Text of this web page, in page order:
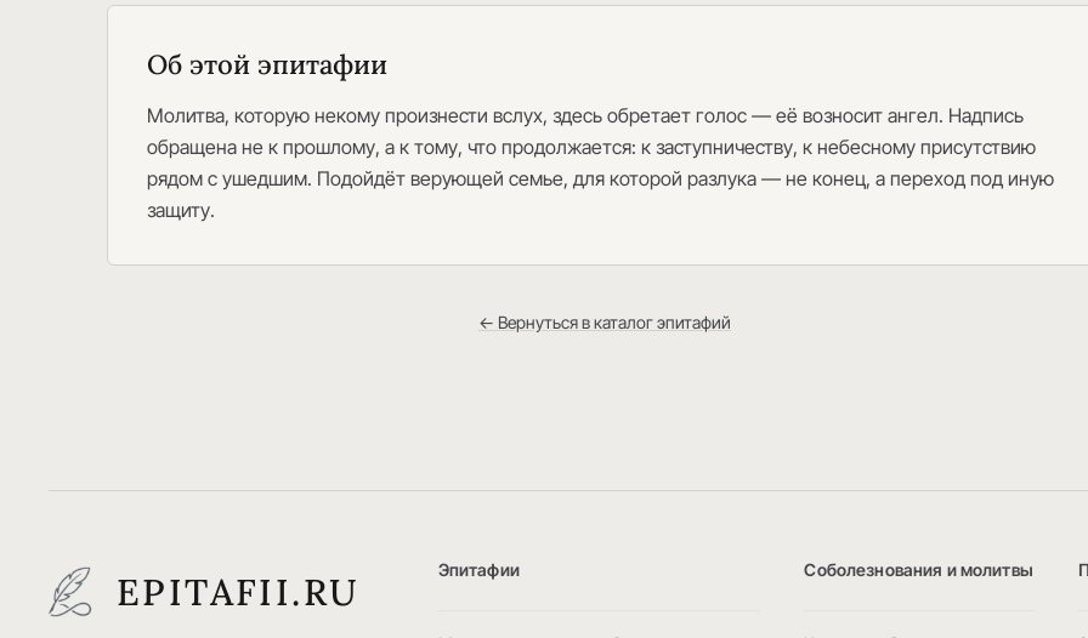
Об этой эпитафии
Молитва, которую некому произнести вслух, здесь обретает голос — её возносит ангел. Надпись
обращена не к прошлому, а к тому, что продолжается: к заступничеству, к небесному присутствию
рядом с ушедшим. Подойдёт верующей семье, для которой разлука — не конец, а переход под иную
защиту.
← Вернуться в каталог эпитафий
EPITAFII.RU Эпитафии Соболезнования и молитвы